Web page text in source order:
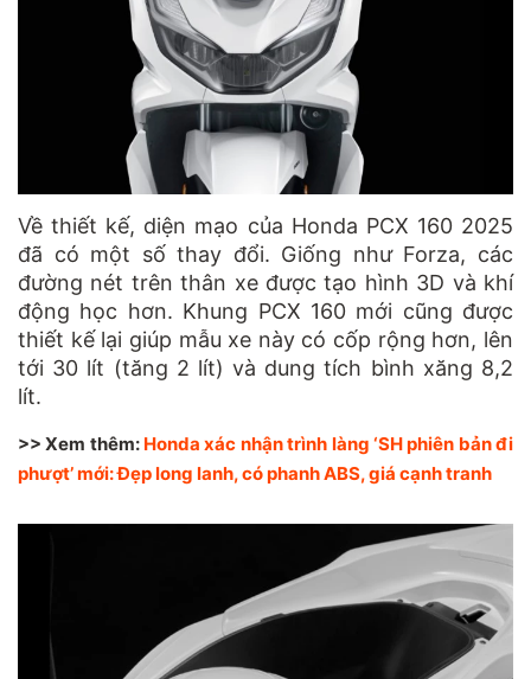
Về thiết kế, diện mạo của Honda PCX 160 2025
đã có một số thay đổi. Giống như Forza, các
đường nét trên thân xe được tạo hình 3D và khí
động học hơn. Khung PCX 160 mới cũng được
thiết kế lại giúp mẫu xe này có cốp rộng hơn, lên
tới 30 lít (tăng 2 lít) và dung tích bình xăng 8,2
lít.
>> Xem thêm: Honda xác nhận trình làng ‘SH phiên bản đi
phượt’ mới: Đẹp long lanh, có phanh ABS, giá cạnh tranh